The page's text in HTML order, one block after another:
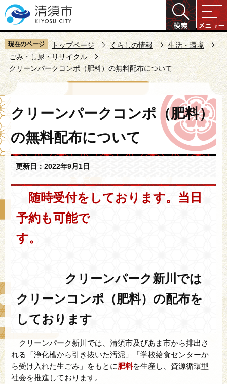
こ
の
ペ
ー
ジ
の
先
頭
で
す
現在のページ トップページ くらしの情報
生活・環境
ごみ・し尿・リサイクル
クリーンパークコンポ（肥料）の無料配布について
文
こ
か
クリーンパークコンポ（肥料）
の無料配布について
更新日：2022年9月1日
随時受付をしております。当日
予約も可能で
す。
クリーンパーク新川では
クリーンコンポ（肥料）の配布を
しております
クリーンパーク新川では、清須市及びあま市から排出さ
れる「浄化槽から引き抜いた汚泥」「学校給食センターか
ら受け入れた生ごみ」をもとに肥料を生産し、資源循環型
社会を推進しております。